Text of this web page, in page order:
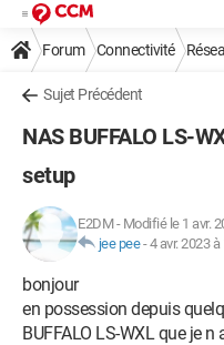
Forum Connectivité
Sujet Précédent
NAS BUFFALO LS-
setup
E2DM- Modifié le 1 avr.
jee pee-4 avr. 2023 à
bonjour
en possession depuis
BUFFALO LS-WXL que je